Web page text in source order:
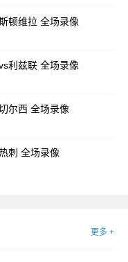
顿维拉 全场录像
利兹联 全场录像
尔西 全场录像
刺 全场录像
更多 +